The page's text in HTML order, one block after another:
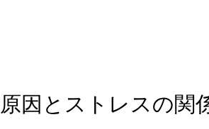
因とストレスの関